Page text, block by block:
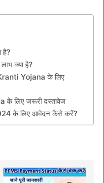
है?
क्या है?
Yojana के लिए
लिए जरूरी दस्तावेज
के लिए आवेदन कैसे करें?